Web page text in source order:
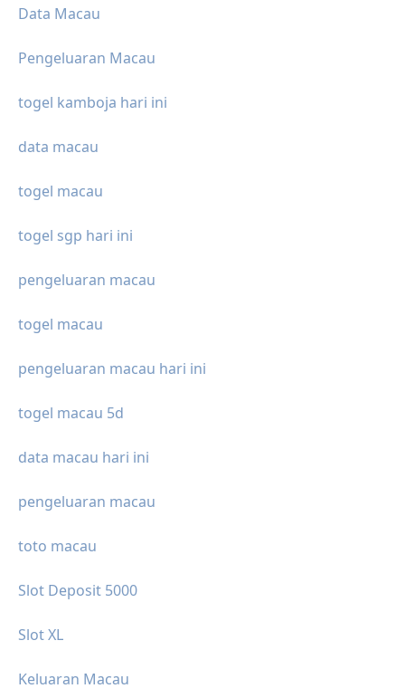
Data Macau
Pengeluaran Macau
togel kamboja hari ini
data macau
togel macau
togel sgp hari ini
pengeluaran macau
togel macau
pengeluaran macau hari ini
togel macau 5d
data macau hari ini
pengeluaran macau
toto macau
Slot Deposit 5000
Slot XL
Keluaran Macau